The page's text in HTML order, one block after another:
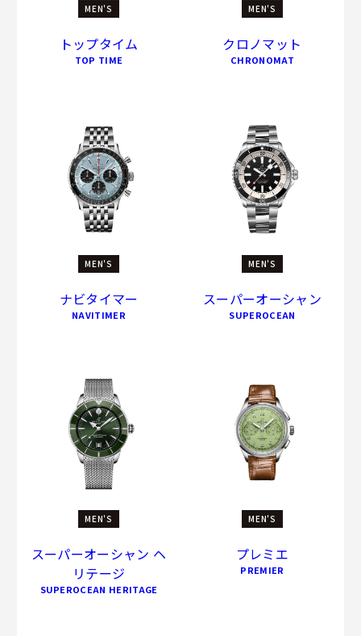
MEN'S
トップタイム
TOP TIME
MEN'S
クロノマット
CHRONOMAT
MEN'S
ナビタイマー
NAVITIMER
MEN'S
スーパーオーシャン
SUPEROCEAN
MEN'S
スーパーオーシャン ヘ
リテージ
SUPEROCEAN HERITAGE
MEN'S
プレミエ
PREMIER